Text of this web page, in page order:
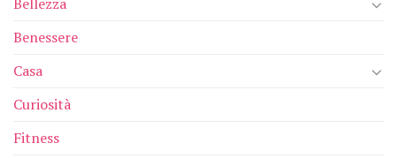
Benessere
Casa
Curiosità
Fitness